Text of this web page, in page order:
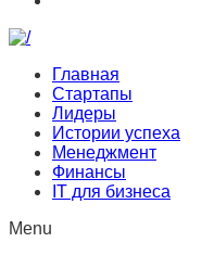
Главная
Стартапы
Лидеры
Истории успеха
Менеджмент
Финансы
IT для бизнеса
Menu